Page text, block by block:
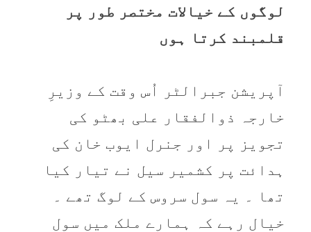
لوگوں کے خیالات مختصر طور پر
قلمبند کرتا ہوں
آپریشن جبرالٹر اُس وقت کے وزیرِ
خارجہ ذوالفقار علی بھٹو کی
تجویز پر اور جنرل ایوب خان کی
ہدائت پر کشمیر سیل نے تیار کیا
تھا ۔ یہ سول سروس کے لوگ تھے ۔
خیال رہے کہ ہمارے ملک میں سول